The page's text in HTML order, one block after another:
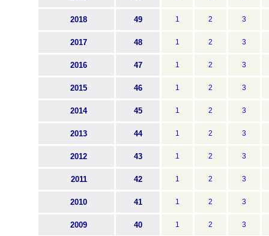
2018 49 1 2 3
2017 48 1 2 3
2016 47 1 2 3
2015 46 1 2 3
2014 45 1 2 3
2013 44 1 2 3
2012 43 1 2 3
2011 42 1 2 3
2010 41 1 2 3
2009 40 1 2 3